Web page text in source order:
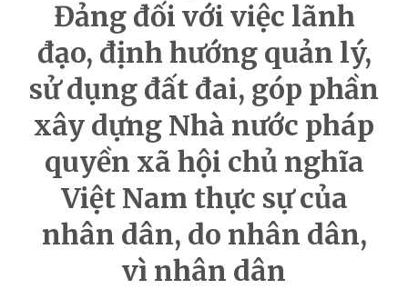
Đảng đối với việc lãnh
đạo, định hướng quản lý,
sử dụng đất đai, góp phần
xây dựng Nhà nước pháp
quyền xã hội chủ nghĩa
Việt Nam thực sự của
nhân dân, do nhân dân,
vì nhân dân